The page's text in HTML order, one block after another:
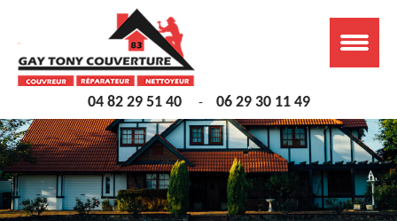
04 82 29 51 40 - 06 29 30 11 49